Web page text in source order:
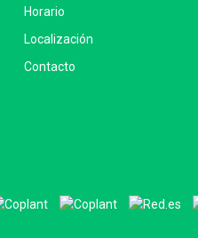
Horario
Localización
Contacto